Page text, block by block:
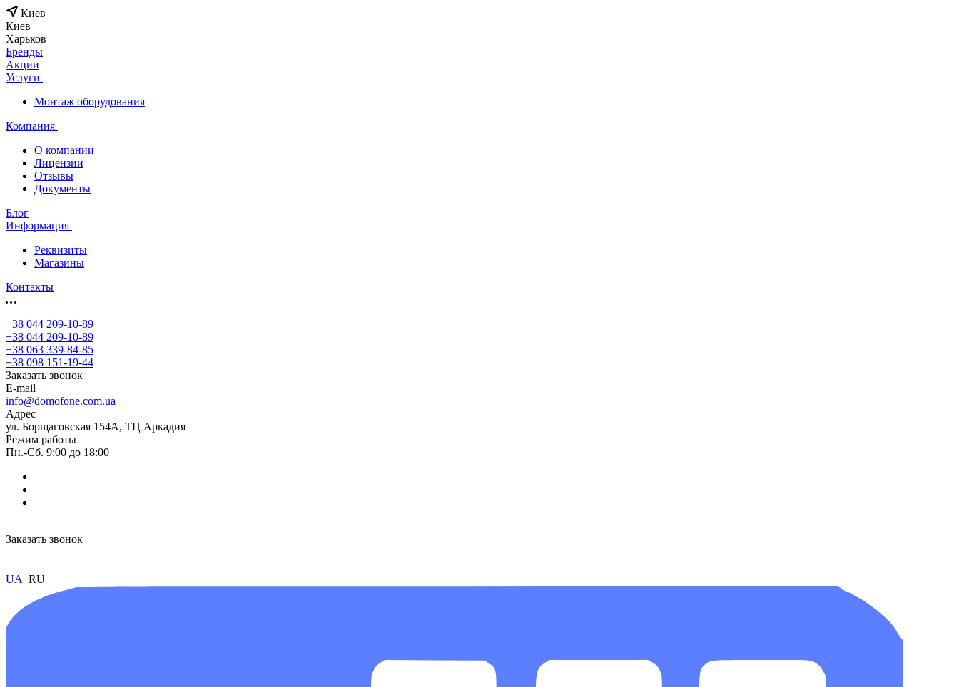
Киев
Киев
Харьков
Бренды
Акции
Услуги
Монтаж оборудования
Компания
О компании
Лицензии
Отзывы
Документы
Блог
Информация
Реквизиты
Магазины
Контакты
+38 044 209-10-89
+38 044 209-10-89
+38 063 339-84-85
+38 098 151-19-44
Заказать звонок
E-mail
info@domofone.com.ua
Адрес
ул. Борщаговская 154А, ТЦ Аркадия
Режим работы
Пн.-Сб. 9:00 до 18:00
Заказать звонок
UA RU